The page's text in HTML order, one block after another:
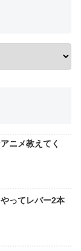
ニメ教えてく
ってレバー2本